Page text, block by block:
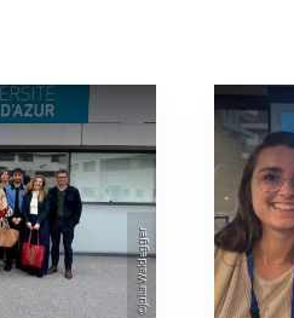
©Julia Waldegger